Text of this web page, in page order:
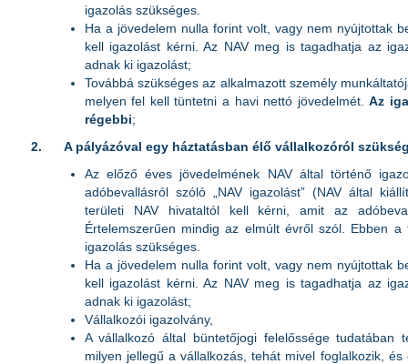
igazolás szükséges.
Ha a jövedelem nulla forint volt, vagy nem nyújtottak
kell igazolást kérni. Az NAV meg is tagadhatja az
adnak ki igazolást;
Továbbá szükséges az alkalmazott személy
melyen fel kell tüntetni a havi nettó jövedelmét.Az
régebbi;
2. A pályázóval egy háztatásban élő vállalkozóról
Az előző éves jövedelmének NAV által történő
adóbevallásról szóló „NAV igazolást” (NAV által
területi NAV hivataltól kell kérni, amit az
Értelemszerűen mindig az elmúlt évről szól. Ebben
igazolás szükséges.
Ha a jövedelem nulla forint volt, vagy nem nyújtottak
kell igazolást kérni. Az NAV meg is tagadhatja az
adnak ki igazolást;
Vállalkozói igazolvány,
A vállalkozó által büntetőjogi felelőssége tudatában
milyen jellegű a vállalkozás, tehát mivel foglalkozik,